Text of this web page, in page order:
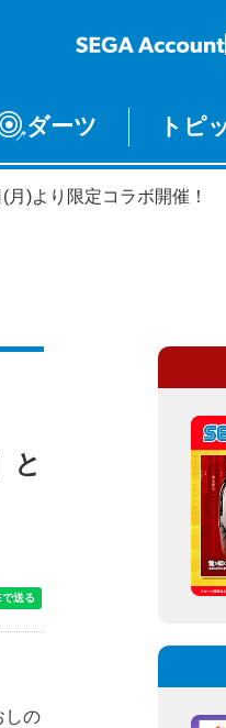
ードゲーム
セガ ラッキーくじ
オンライン
ダーツ トピ
)より限定コラボ開催！
と
しの